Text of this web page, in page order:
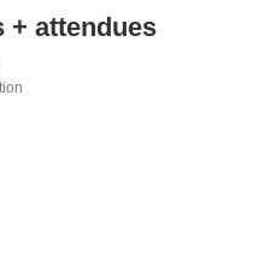
+ attendues